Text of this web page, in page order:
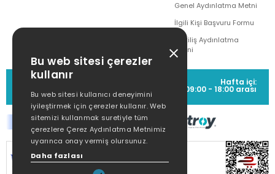
Genel Aydınlatma Metni
İlgili Kişi Başvuru Formu
Çekiliş Aydınlatma
Metni
MÜŞTERİ HİZMETLERİ
(0212) 373 77 00
Hafta içi:
09:00 - 18:00 arası
SİTEMİZ
KORUNMAKTADIR.
Bu web sitesi çerezler
kullanır
Bu web sitesi kullanıcı deneyimini
iyileştirmek için çerezler kullanır. Web
sitemizi kullanmak suretiyle tüm
çerezlere Çerez Aydınlatma Metnimiz
uyarınca onay vermiş olursunuz.
Daha fazlası